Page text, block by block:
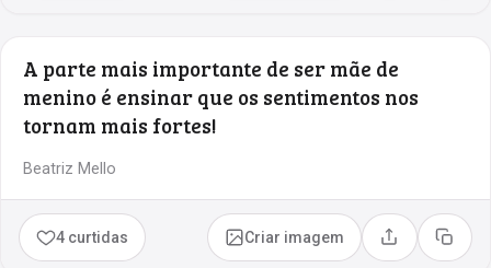
A parte mais importante de ser mãe de
menino é ensinar que os sentimentos nos
tornam mais fortes!
Beatriz Mello
4 curtidas Criar imagem Compartilhar
Copiar